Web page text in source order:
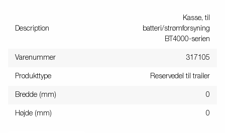
Description
Kasse, til
batteri/strømforsyning
BT4000-serien
Varenummer 317105
Produkttype Reservedel til trailer
Bredde (mm) 0
Højde (mm) 0